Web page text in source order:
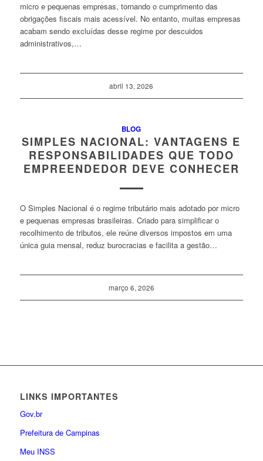
micro e pequenas empresas, tornando o cumprimento das
obrigações fiscais mais acessível. No entanto, muitas empresas
acabam sendo excluídas desse regime por descuidos
administrativos,…
abril 13, 2026
BLOG
SIMPLES NACIONAL: VANTAGENS E
RESPONSABILIDADES QUE TODO
EMPREENDEDOR DEVE CONHECER
O Simples Nacional é o regime tributário mais adotado por micro
e pequenas empresas brasileiras. Criado para simplificar o
recolhimento de tributos, ele reúne diversos impostos em uma
única guia mensal, reduz burocracias e facilita a gestão…
março 6, 2026
LINKS IMPORTANTES
Gov.br
Prefeitura de Campinas
Meu INSS